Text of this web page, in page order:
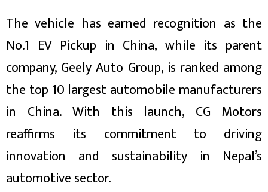
The vehicle has earned recognition as the
No.1 EV Pickup in China, while its parent
company, Geely Auto Group, is ranked among
the top 10 largest automobile manufacturers
in China. With this launch, CG Motors
reaffirms its commitment to driving
innovation and sustainability in Nepal’s
automotive sector.